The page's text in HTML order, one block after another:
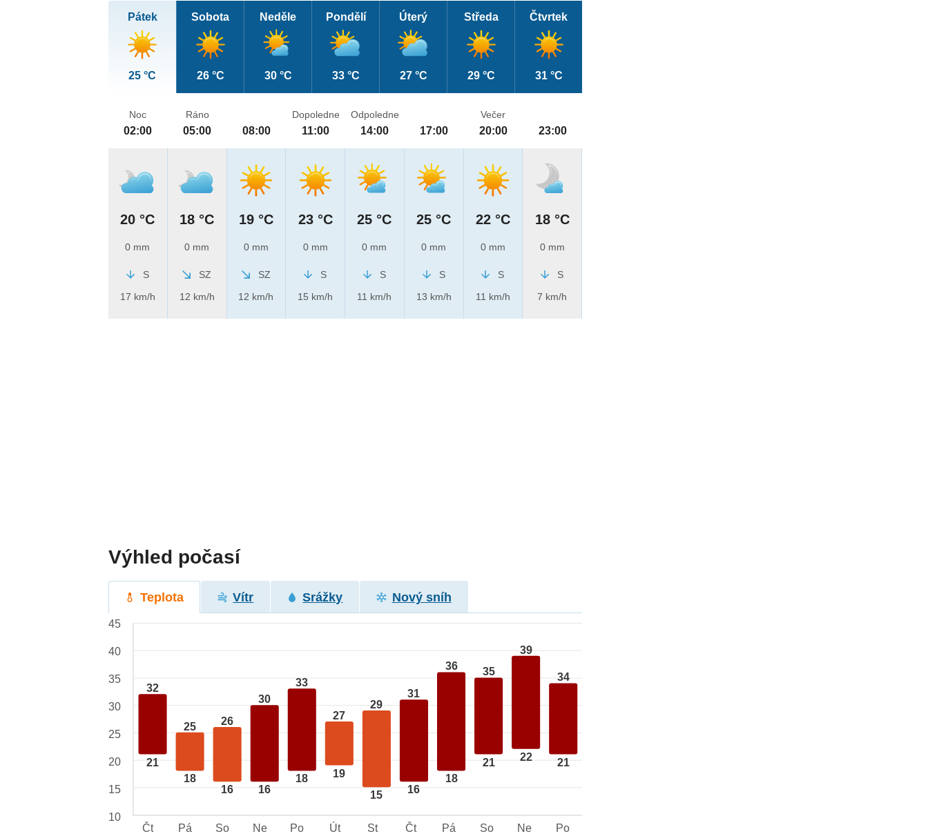
Pátek
25 °C
Sobota
26 °C
Neděle
30 °C
Pondělí
33 °C
Úterý
27 °C
Středa
29 °C
Čtvrtek
31 °C
Noc
02:00
20 °C
0 mm
S
17 km/h
Ráno
05:00
18 °C
0 mm
SZ
12 km/h
08:00
19 °C
0 mm
SZ
12 km/h
Dopoledne
11:00
23 °C
0 mm
S
15 km/h
Odpoledne
14:00
25 °C
0 mm
S
11 km/h
17:00
25 °C
0 mm
S
13 km/h
Večer
20:00
22 °C
0 mm
S
11 km/h
23:00
18 °C
0 mm
S
7 km/h
Výhled počasí
Teplota Vítr Srážky Nový sníh
32
21
25
18
26
16
30
16
33
18
27
19
29
15
31
16
36
18
35
21
39
22
34
21
45
40
35
30
25
20
15
10
Čt
Pá So Ne Po Út St Čt Pá So Ne Po